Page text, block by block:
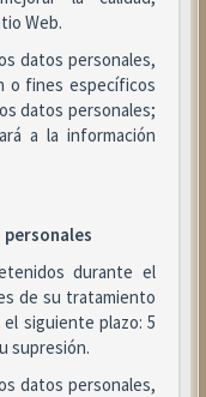
Web.
datos personales,
o fines específicos
datos personales;
a la información
durante el
de su tratamiento
siguiente plazo: 5
supresión.
datos personales,